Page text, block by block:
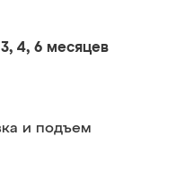
4, 6 месяцев
и подъем